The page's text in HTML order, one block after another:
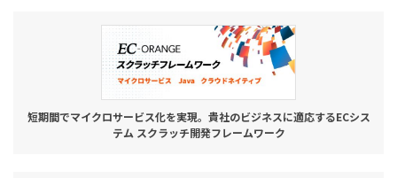
短期間でマイクロサービス化を実現。貴社のビジネスに適応するECシス
テム スクラッチ開発フレームワーク